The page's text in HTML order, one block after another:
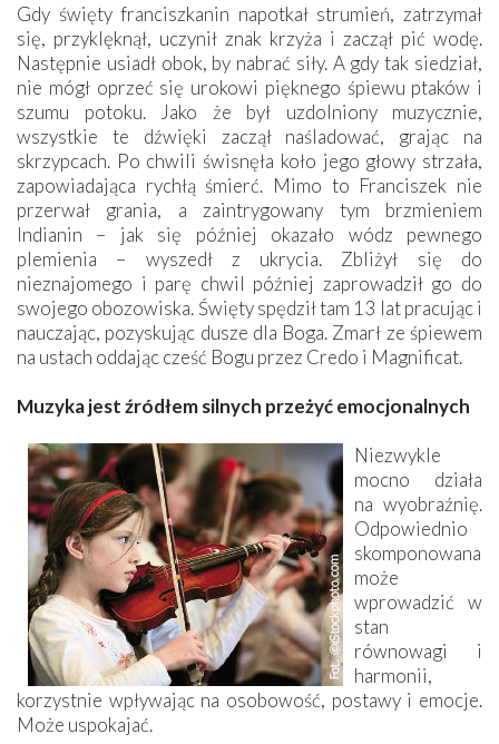
Gdy święty franciszkanin napotkał strumień, zatrzymał
się, przyklęknął, uczynił znak krzyża i zaczął pić wodę.
Następnie usiadł obok, by nabrać siły. A gdy tak siedział,
nie mógł oprzeć się urokowi pięknego śpiewu ptaków i
szumu potoku. Jako że był uzdolniony muzycznie,
wszystkie te dźwięki zaczął naśladować, grając na
skrzypcach. Po chwili świsnęła koło jego głowy strzała,
zapowiadająca rychłą śmierć. Mimo to Franciszek nie
przerwał grania, a zaintrygowany tym brzmieniem
Indianin – jak się później okazało wódz pewnego
plemienia – wyszedł z ukrycia. Zbliżył się do
nieznajomego i parę chwil później zaprowadził go do
swojego obozowiska. Święty spędził tam 13 lat pracując i
nauczając, pozyskując dusze dla Boga. Zmarł ze śpiewem
na ustach oddając cześć Bogu przez Credo i Magnificat.
Muzyka jest źródłem silnych przeżyć emocjonalnych
Niezwykle
mocno działa
na wyobraźnię.
Odpowiednio
skomponowana
może
wprowadzić w
stan
równowagi i
harmonii,
korzystnie wpływając na osobowość, postawy i emocje.
Może uspokajać.